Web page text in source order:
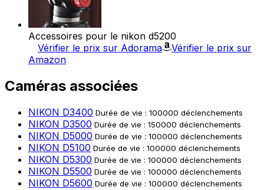
Accessoires pour le nikon d5200
Vérifier le prix sur Adorama
Vérifier le prix sur
Amazon
Caméras associées
NIKON D3400 Durée de vie : 100000 déclenchements
NIKON D3500 Durée de vie : 150000 déclenchements
NIKON D5000 Durée de vie : 100000 déclenchements
NIKON D5100 Durée de vie : 100000 déclenchements
NIKON D5300 Durée de vie : 100000 déclenchements
NIKON D5500 Durée de vie : 100000 déclenchements
NIKON D5600 Durée de vie : 100000 déclenchements